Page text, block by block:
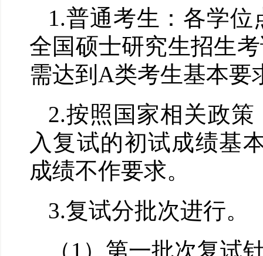
1.普通考生：各学位
全国硕士研究生招生
需达到 A类考生基本要
2.按照国家相关政策
入复试的初试成绩基
成绩不作要求。
3.复试分批次进行。
（ 1 ）第一批次复试